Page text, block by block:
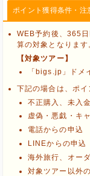
ポイント獲得条件・注
WEB予約後、365
算の対象となります
【対象ツアー】
「bigs.jp」ドメ
下記の場合は、ポイ
不正購入、未入金
虚偽・悪戯・キ
電話からの申込
LINEからの申込
海外旅行、オー
対象ツアー以外